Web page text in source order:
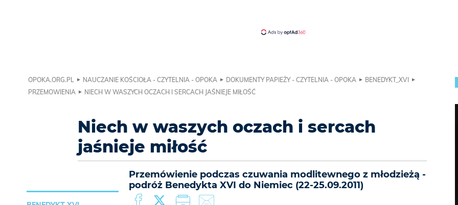
OPOKA.ORG.PL NAUCZANIE KOŚCIOŁA - CZYTELNIA - OPOKA DOKUMENTY PAPIEŻY - CZYTELNIA - OPOKA
BENEDYKT_XVI
PRZEMOWIENIA
NIECH W WASZYCH OCZACH I SERCACH JAŚNIEJE MIŁOŚĆ
Niech w waszych oczach i sercach
jaśnieje miłość
Przemówienie podczas czuwania modlitewnego z młodzieżą -
podróż Benedykta XVI do Niemiec (22-25.09.2011)